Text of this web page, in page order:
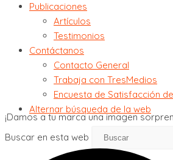
Publicaciones
Artículos
Testimonios
Contáctanos
Contacto General
Trabaja con TresMedios
Encuesta de Satisfacción
Alternar búsqueda de la web
Buscar en esta web
¡Damos a tu marca una imagen